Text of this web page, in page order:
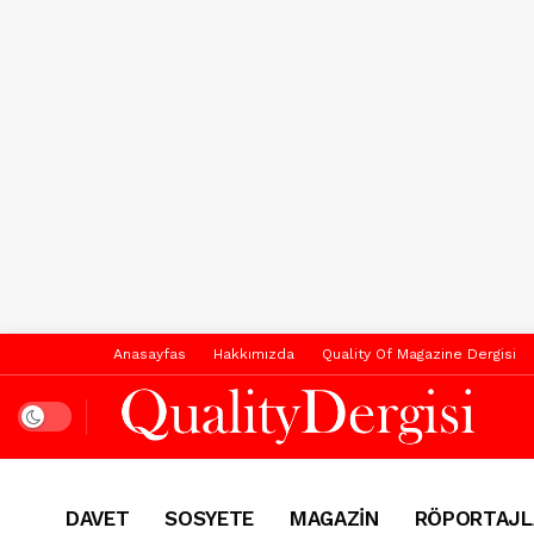
Anasayfas Hakkımızda Quality Of Magazine Dergisi
Dark mode
DAVET SOSYETE MAGAZİN